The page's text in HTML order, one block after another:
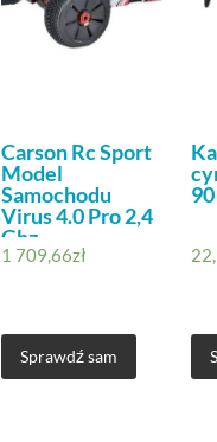
Carson Rc Sport
Model
Samochodu
Virus 4.0 Pro 2,4
Ghz
(VIRUS40PRO)
1 709,66zł
Sprawdź sam